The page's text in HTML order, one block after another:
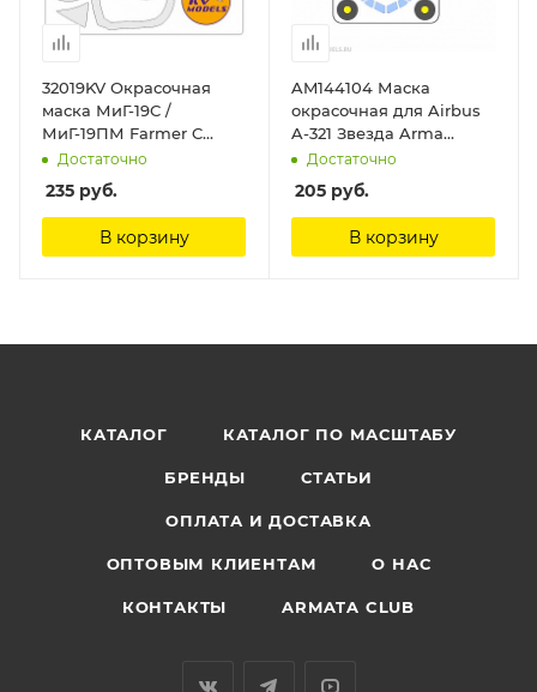
32019KV Окрасочная
маска МиГ-19С /
МиГ-19ПМ Farmer C
(TRUMPETER #02207,
#02209) KV Models
Достаточно
235 руб.
В корзину
AM144104 Маска
окрасочная для Airbus
A-321 Звезда Arma
Models
Достаточно
205 руб.
В корзину
КАТАЛОГ КАТАЛОГ ПО МАСШТАБУ
БРЕНДЫ СТАТЬИ
ОПЛАТА И ДОСТАВКА
ОПТОВЫМ КЛИЕНТАМ О НАС
КОНТАКТЫ ARMATA CLUB